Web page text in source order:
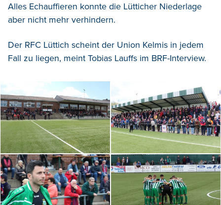
Alles Echauffieren konnte die Lütticher Niederlage
aber nicht mehr verhindern.
Der RFC Lüttich scheint der Union Kelmis in jedem
Fall zu liegen, meint Tobias Lauffs im BRF-Interview.